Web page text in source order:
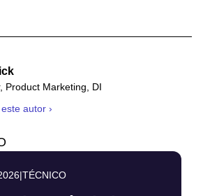
Product Marketing, DI
autor ›
|TÉCNICO